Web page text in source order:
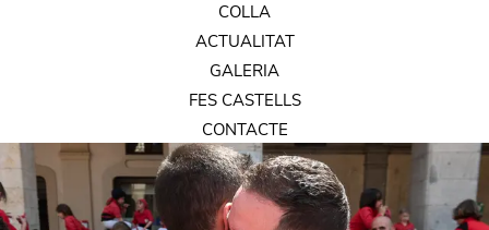
COLLA
ACTUALITAT
GALERIA
FES CASTELLS
CONTACTE